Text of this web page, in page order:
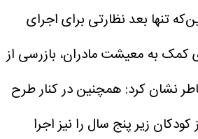
تنها بعد نظارتی برای اجرای
به معیشت مادران، بازرسی از
نشان کرد: همچنین در کنار طرح
زیر پنج سال را نیز اجرا